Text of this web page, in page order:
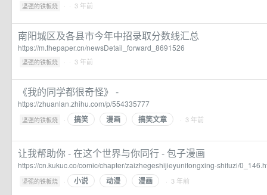
坚强的铁板烧 · · 3 年前
南阳城区及各县市今年中招录取分数线汇总
https://m.thepaper.cn/newsDetail_forward_8691526
坚强的铁板烧 · · 3 年前
《我的同学都很奇怪》 -
https://zhuanlan.zhihu.com/p/554335777
坚强的铁板烧 · 搞笑 漫画 搞笑文章 · 3 年前
让我帮助你 - 在这个世界与你同行 - 包子漫画
https://cn.kukuc.co/comic/chapter/zaizhegeshijieyunitongxing-shituzi/
坚强的铁板烧 · 小说 动漫 漫画 · 3 年前